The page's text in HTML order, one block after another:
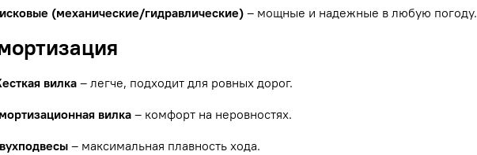
(механические/гидравлические) – мощные и надежные в любую погоду.
вилка – легче, подходит для ровных дорог.
вилка – комфорт на неровностях.
– максимальная плавность хода.